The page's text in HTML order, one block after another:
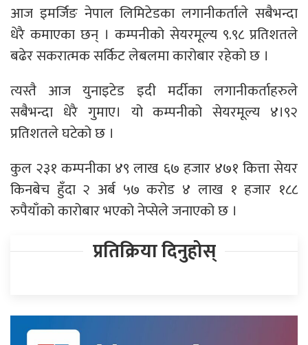
आज इमर्जिङ नेपाल लिमिटेडका लगानीकर्ताले सबैभन्दा
धेरै कमाएका छन् । कम्पनीको सेयरमूल्य ९.९८ प्रतिशतले
बढेर सकरात्मक सर्किट लेबलमा कारोबार रहेको छ ।
त्यस्तै आज युनाइटेड इदी मर्दीका लगानीकर्ताहरुले
सबैभन्दा धेरै गुमाए। यो कम्पनीको सेयरमूल्य ४।९२
प्रतिशतले घटेको छ ।
कुल २३१ कम्पनीका ४९ लाख ६७ हजार ४७१ कित्ता सेयर
किनबेच हुँदा २ अर्ब ५७ करोड ४ लाख १ हजार १८८
रुपैयाँको कारोबार भएको नेप्सेले जनाएको छ ।
प्रतिक्रिया दिनुहोस्